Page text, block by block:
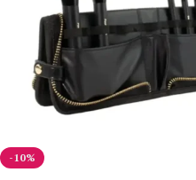
-10%